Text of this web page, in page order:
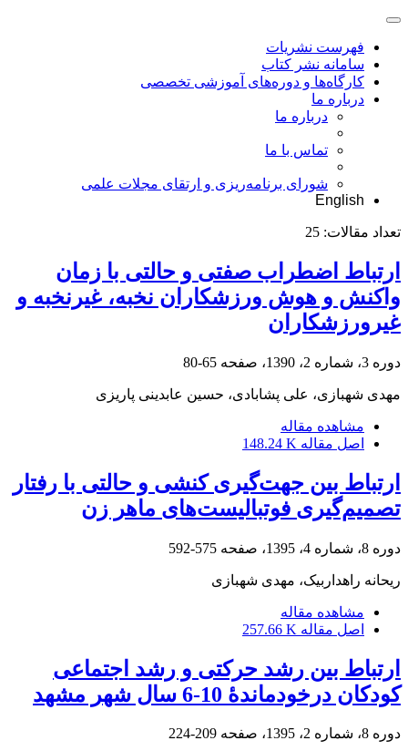
فهرست نشریات
سامانه نشر کتاب
کارگاه‌ها و دوره‌های آموزشی تخصصی
درباره ما
درباره ما
تماس با ما
شورای برنامه‌ریزی و ارتقای مجلات علمی
English
تعداد مقالات: 25
ارتباط اضطراب صفتی و حالتی با زمان
واکنش و هوش ورزشکاران نخبه، غیرنخبه و
غیرورزشکاران
دوره 3، شماره 2، 1390، صفحه 65-80
مهدی شهبازی، علی پشابادی، حسین عابدینی پاریزی
مشاهده مقاله
اصل مقاله 148.24 K
ارتباط بین جهت‌گیری کنشی و حالتی با رفتار
تصمیم‌گیری فوتبالیست‌های ماهر زن
دوره 8، شماره 4، 1395، صفحه 575-592
ریحانه راهداربیک، مهدی شهبازی
مشاهده مقاله
اصل مقاله 257.66 K
ارتباط بین رشد حرکتی و رشد اجتماعی
کودکان درخودماندۀ 10-6 سال شهر مشهد
دوره 8، شماره 2، 1395، صفحه 209-224